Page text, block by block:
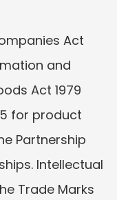
Act
and
Act 1979
for product
Partnership
Intellectual
Trade Marks